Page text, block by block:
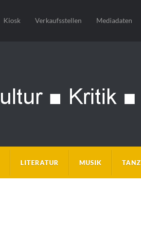
Kiosk Verkaufsstellen Mediadaten
LITERATUR MUSIK TANZ